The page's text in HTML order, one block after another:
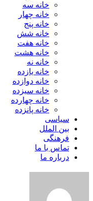
خانه سه
خانه چهار
خانه پنج
خانه شش
خانه هفت
خانه هشت
خانه نه
خانه یازده
خانه دوازده
خانه سیزده
خانه چهارده
خانه پانزده
سیاسی
بین الملل
فرهنگی
تماس با ما
درباره ما